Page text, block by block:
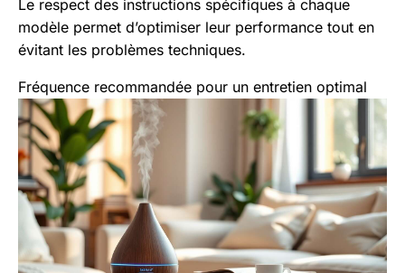
Le respect des instructions spécifiques à chaque
modèle permet d’optimiser leur performance tout en
évitant les problèmes techniques.
Fréquence recommandée pour un entretien optimal